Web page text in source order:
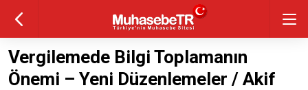
Vergilemede Bilgi Toplamanın
Önemi – Yeni Düzenlemeler / Akif